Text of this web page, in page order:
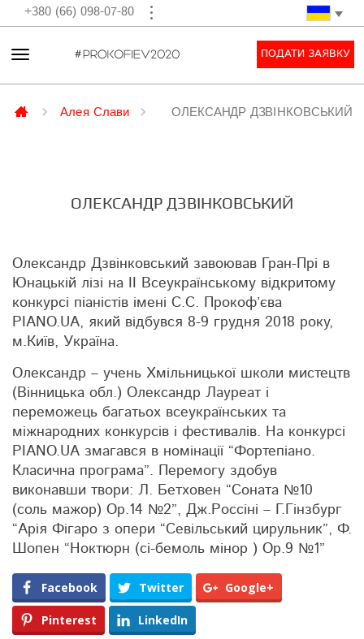
+380 (66) 098-07-80
ПОДАТИ ЗАЯВКУ
Алея Слави ОЛЕКСАНДР ДЗВІНКОВСЬКИЙ
ОЛЕКСАНДР ДЗВІНКОВСЬКИЙ
Олександр Дзвінковський завоював Гран-Прі в
Юнацькій лізі на ІІ Всеукраїнському відкритому
конкурсі піаністів імені С.С. Прокоф’єва
PIANO.UA, який відбувся 8-9 грудня 2018 року,
м.Київ, Україна.
Олександр – учень Хмільницької школи мистецтв
(Вінницька обл.) Олександр Лауреат і
переможець багатьох всеукраїнських та
міжнародних конкурсів і фестивалів. На конкурсі
PIANO.UA змагався в номінації “Фортепіано.
Класична програма”. Перемогу здобув
виконавши твори: Л. Бетховен “Соната №10
(соль мажор) Ор.14 №2”, Дж.Россіні – Г.Гінзбург
“Арія Фігаро з опери “Севільський цирульник”, Ф.
Шопен “Ноктюрн (сі-бемоль мінор ) Ор.9 №1”
Facebook Twitter Google+
Pinterest LinkedIn